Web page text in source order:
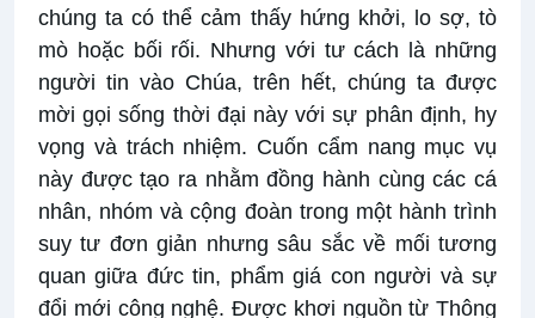
chúng ta có thể cảm thấy hứng khởi, lo sợ, tò
mò hoặc bối rối. Nhưng với tư cách là những
người tin vào Chúa, trên hết, chúng ta được
mời gọi sống thời đại này với sự phân định, hy
vọng và trách nhiệm. Cuốn cẩm nang mục vụ
này được tạo ra nhằm đồng hành cùng các cá
nhân, nhóm và cộng đoàn trong một hành trình
suy tư đơn giản nhưng sâu sắc về mối tương
quan giữa đức tin, phẩm giá con người và sự
đổi mới công nghệ. Được khơi nguồn từ Thông